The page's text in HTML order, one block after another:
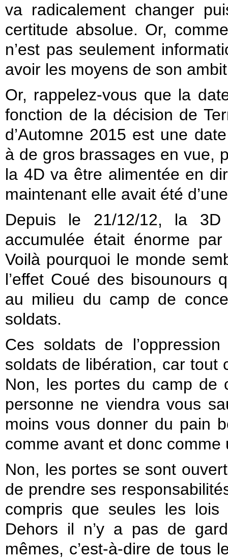
va radicalement changer
certitude absolue. Or,
n’est pas seulement
avoir les moyens de son
Or, rappelez-vous que la
fonction de la décision de
d’Automne 2015 est une
à de gros brassages en vue,
la 4D va être alimentée en
maintenant elle avait été
Depuis le 21/12/12, la 3D
accumulée était énorme
Voilà pourquoi le monde
l’effet Coué des bisounours
au milieu du camp de
soldats.
Ces soldats de
soldats de libération, car tout
Non, les portes du camp de
personne ne viendra vous
moins vous donner du pain
comme avant et donc comme
Non, les portes se sont
de prendre ses
compris que seules les lois
Dehors il n’y a pas de
mêmes, c’est-à-dire de tous